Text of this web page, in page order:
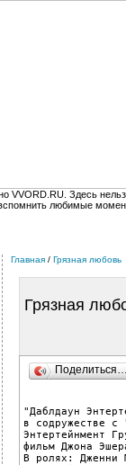
VVORD.RU. Здесь
любимые
Главная / Грязная любовь
Грязная
"Даблдаун
в содружестве с
Энтертейнмент
фильм Джона
В ролях: Дженни